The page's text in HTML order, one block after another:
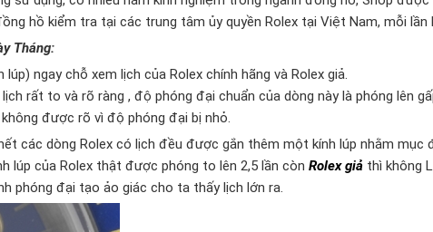
hồ kiểm tra tại các trung tâm ủy quyền Rolex tại Việt Nam, mỗi lần
Tháng:
ngay chỗ xem lịch của Rolex chính hãng và Rolex giả.
rất to và rõ ràng , độ phóng đại chuẩn của dòng này là phóng lên
được rõ vì độ phóng đại bị nhỏ.
các dòng Rolex có lịch đều được gắn thêm một kính lúp nhằm mục
lúp của Rolex thật được phóng to lên 2,5 lần còn Rolex giả thì không
phóng đại tạo ảo giác cho ta thấy lịch lớn ra.